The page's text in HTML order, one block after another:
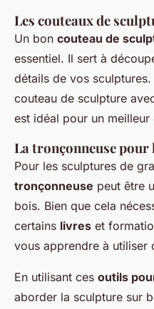
Les couteaux de
Un bon couteau de
essentiel. Il sert à
détails de vos
couteau de sculpture
est idéal pour un meilleur
La tronçonneuse pour
Pour les sculptures de
tronçonneuse peut être
bois. Bien que cela
certains livres et
vous apprendre à utiliser
En utilisant ces outils
aborder la sculpture sur